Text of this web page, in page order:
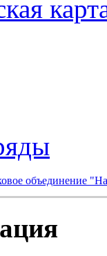
объединение